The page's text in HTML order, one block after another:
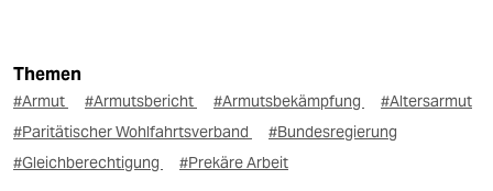
Themen
#Armut #Armutsbericht #Armutsbekämpfung
#Altersarmut
#Paritätischer Wohlfahrtsverband
#Bundesregierung
#Gleichberechtigung
#Prekäre Arbeit